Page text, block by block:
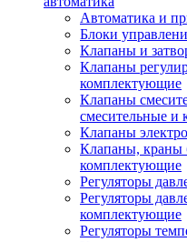
Автоматика и
Блоки
Клапаны и
Клапаны
комплектующие
Клапаны
смесительные и
Клапаны
Клапаны, краны
комплектующие
Регуляторы
Регуляторы
комплектующие
Регуляторы